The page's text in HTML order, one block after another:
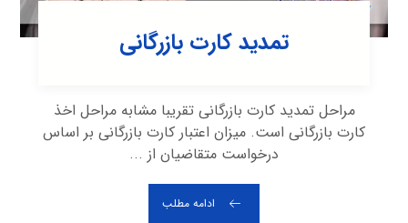
تمدید کارت بازرگانی
مراحل تمدید کارت بازرگانی تقریبا مشابه مراحل اخذ
کارت بازرگانی است. میزان اعتبار کارت بازرگانی بر اساس
درخواست متقاضیان از ...
ادامه مطلب